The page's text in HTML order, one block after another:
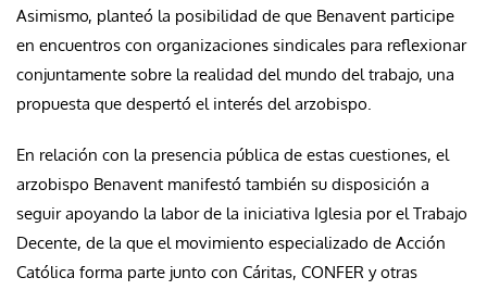
Asimismo, planteó la posibilidad de que Benavent participe
en encuentros con organizaciones sindicales para reflexionar
conjuntamente sobre la realidad del mundo del trabajo, una
propuesta que despertó el interés del arzobispo.
En relación con la presencia pública de estas cuestiones, el
arzobispo Benavent manifestó también su disposición a
seguir apoyando la labor de la iniciativa Iglesia por el Trabajo
Decente, de la que el movimiento especializado de Acción
Católica forma parte junto con Cáritas, CONFER y otras